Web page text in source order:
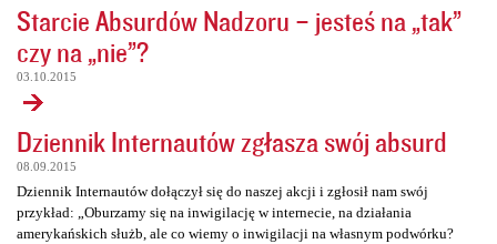
Starcie Absurdów Nadzoru – jesteś na „tak”
czy na „nie”?
03.10.2015
Dziennik Internautów zgłasza swój absurd
08.09.2015
Dziennik Internautów dołączył się do naszej akcji i zgłosił nam swój
przykład: „Oburzamy się na inwigilację w internecie, na działania
amerykańskich służb, ale co wiemy o inwigilacji na własnym podwórku?